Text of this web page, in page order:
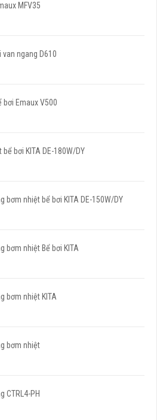
MFV35
van ngang D610
bơi Emaux V500
bể bơi KITA DE-180W/DY
bơm nhiệt bể bơi KITA DE-150W/DY
bơm nhiệt Bể bơi KITA
bơm nhiệt KITA
bơm nhiệt
CTRL4-PH